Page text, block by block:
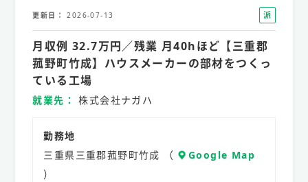
更新日 2026-07-13
派
遣
社
員
月収例 32.7万円／残業 月40hほど【三重郡
菰野町竹成】ハウスメーカーの部材をつくっ
ている工場
就業先 株式会社ナガハ
勤務地
三重県三重郡菰野町竹成 （
Google Map
）